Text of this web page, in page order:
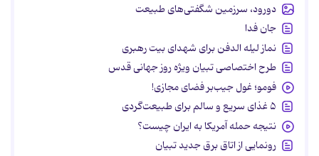
دورود، سرزمین شگفتی‌های طبیعت
جان فدا
نماز لیله الدفن برای شهدای بیت رهبری
طرح اختصاصی تبیان ویژه روز جهانی قدس
فومو؛ غول جیب‌بر فضای مجازی!
۵ غذای سریع و سالم برای طبیعت‌گردی
نتیجه حمله آمریکا به ایران چیست؟
رونمایی از اتاق برق جدید تبیان